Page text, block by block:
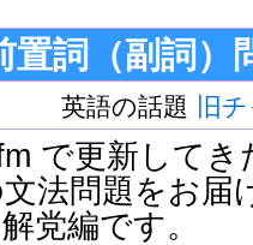
置詞（副詞）
英語の話題 旧
で更新して
法問題をお届
党編です。